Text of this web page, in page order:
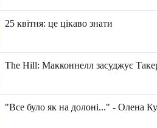
25 квітня: це цікаво знати
The Hill: Макконнелл засуджує
"Все було як на долоні..." - Олена